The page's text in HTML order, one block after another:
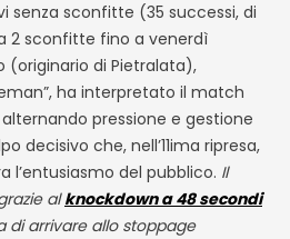
senza sconfitte (35 successi, di
2 sconfitte fino a venerdì
(originario di Pietralata),
ha interpretato il match
pressione e gestione
decisivo che, nell’11ima ripresa,
l’entusiasmo del pubblico. Il
alknockdown a 48 secondi
di arrivare allo stoppage